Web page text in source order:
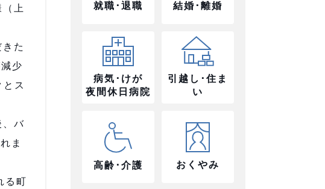
上
た
少
ス
、バ
ま
町
就職･退職 結婚･離婚
病気･けが
夜間休日病院
引越し･住ま
い
高齢･介護 おくやみ